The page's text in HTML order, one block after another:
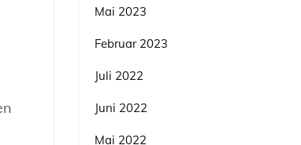
Mai 2023
Februar 2023
Juli 2022
Juni 2022
Mai 2022